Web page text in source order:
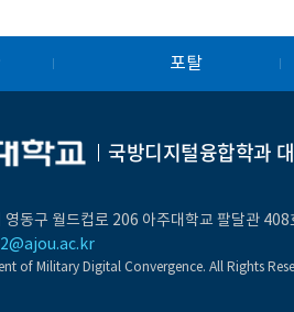
포탈
국방디지털융합학과
동구 월드컵로 206 아주대학교 팔달관
of Military Digital Convergence. All Rights